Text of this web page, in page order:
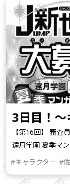
3日目！
【第16回】 審査
遠月学園 夏季マ
#キャラクター #